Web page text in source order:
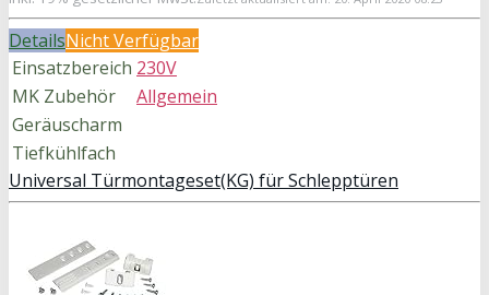
DetailsNicht Verfügbar
Einsatzbereich 230V
MK Zubehör
Allgemein
Geräuscharm
Tiefkühlfach
Universal Türmontageset(KG) für Schlepptüren